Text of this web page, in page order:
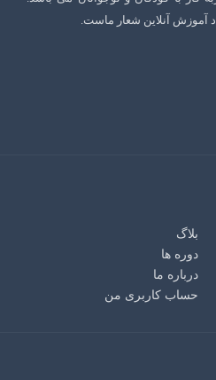
آموزش آنلاین شعار ماست.
بلاگ
دوره ها
درباره ما
حساب کاربری من